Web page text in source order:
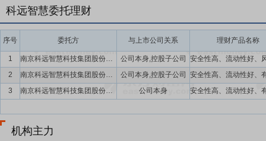
科远智慧委托理财
序号 委托方 与上市公司关系 理财产品名称
1 南京科远智慧科技集团股份有限公司及控股子公司
公司本身,控股子公司
2
南京科远智慧科技集团股份有限公司及控股子公司
公司本身,控股子公司
3
南京科远智慧科技集团股份有限公司 公司本身
机构主力